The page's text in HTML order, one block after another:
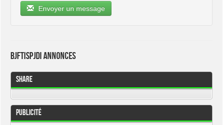
Envoyer un message
bjftispjdi Annonces
Share
Publicité